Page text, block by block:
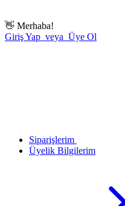
👋 Merhaba!
Giriş Yap veya Üye Ol
Siparişlerim
Üyelik Bilgilerim